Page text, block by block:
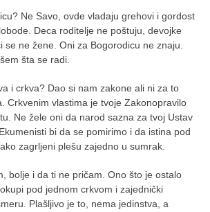
Ne Savo, ovde vladaju grehovi i gordost
Deca roditelje ne poštuju, devojke
se ne žene. Oni za Bogorodicu ne znaju.
šta se radi.
i crkva? Dao si nam zakone ali ni za to
Crkvenim vlastima je tvoje Zakonopravilo
Ne žele oni da narod sazna za tvoj Ustav
bi da se pomirimo i da istina pod
zagrljeni plešu zajedno u sumrak.
bolje i da ti ne pričam. Ono što je ostalo
pod jednom crkvom i zajednički
Plašljivo je to, nema jedinstva, a